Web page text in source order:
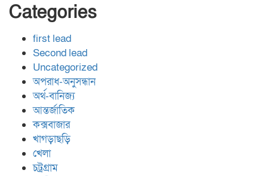
Categories
first lead
Second lead
Uncategorized
অপরাধ-অনুসন্ধান
অর্থ-বানিজ্য
আন্তর্জাতিক
কক্সবাজার
খাগড়াছড়ি
খেলা
চট্রগ্রাম